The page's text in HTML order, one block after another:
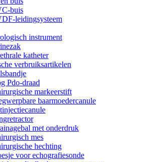
buis
leidingsysteem
instrument
katheter
verbruiksartikelen
Pdo-draad
markeerstift
baarmoedercanule
met onderdruk
mes
hechting
voor echografiesonde